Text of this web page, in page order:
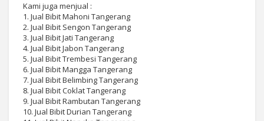
Kami juga menjual :
1. Jual Bibit Mahoni Tangerang
2. Jual Bibit Sengon Tangerang
3. Jual Bibit Jati Tangerang
4. Jual Bibit Jabon Tangerang
5. Jual Bibit Trembesi Tangerang
6. Jual Bibit Mangga Tangerang
7. Jual Bibit Belimbing Tangerang
8. Jual Bibit Coklat Tangerang
9. Jual Bibit Rambutan Tangerang
10. Jual Bibit Durian Tangerang